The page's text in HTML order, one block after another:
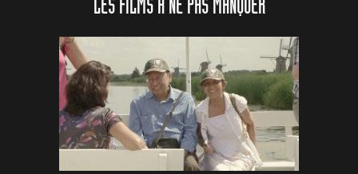
LES FILMS À NE PAS MANQUER